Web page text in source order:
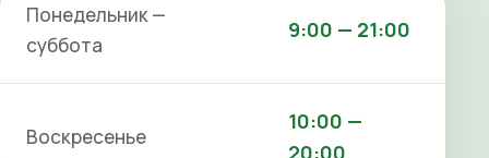
Понедельник —
суббота
9:00 — 21:00
Воскресенье
10:00 —
20:00